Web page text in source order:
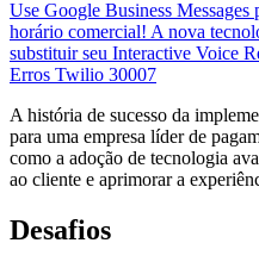
Use Google Business
horário comercial! A nova
substituir seu Interactive Voice
Erros Twilio 30007
A história de sucesso da
para uma empresa líder de
como a adoção de tecnologia
ao cliente e aprimorar a
Desafios